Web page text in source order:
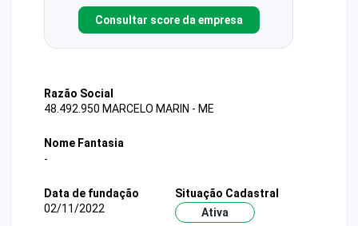
Consultar score da empresa
Razão Social
48.492.950 MARCELO MARIN - ME
Nome Fantasia
-
Data de fundação
02/11/2022
Situação Cadastral
Ativa